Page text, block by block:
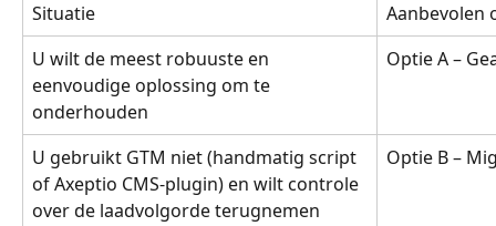
Situatie
Aanbevolen
U wilt de meest robuuste en
eenvoudige oplossing om te
onderhouden
Optie A –
U gebruikt GTM niet (handmatig script
of Axeptio CMS-plugin) en wilt controle
over de laadvolgorde terugnemen
Optie B –